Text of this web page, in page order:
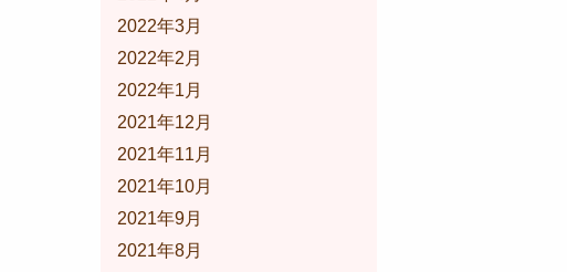
2022年3月
2022年2月
2022年1月
2021年12月
2021年11月
2021年10月
2021年9月
2021年8月